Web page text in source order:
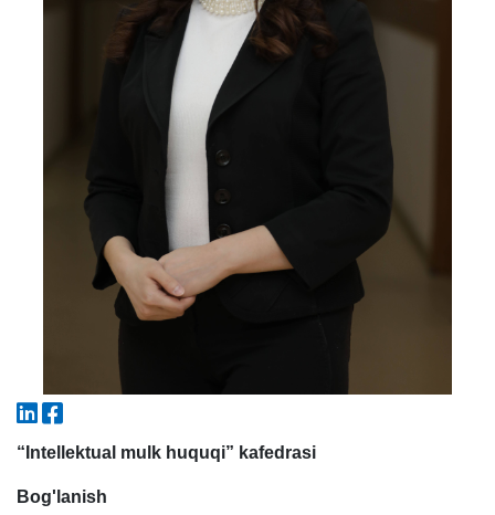
“Intellektual mulk huquqi” kafedrasi
Bog'lanish
8. Bakalavriat kvotasi (3)